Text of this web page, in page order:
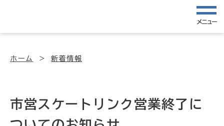
メニュー
ホーム 新着情報
市営スケートリンク営業終了に